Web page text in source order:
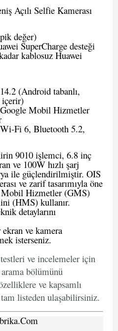
Açılı Selfie Kamerası
değer)
SuperCharge desteği
kablosuz Huawei
(Android tabanlı,
Mobil Hizmetler
Wi-Fi 6, Bluetooth 5.2,
9010 işlemci, 6.8 inç
ve 100W hızlı şarj
ile güçlendirilmiştir. OIS
ve zarif tasarımıyla öne
Mobil Hizmetler (GMS)
(HMS) kullanır.
detaylarını
ekran ve kamera
isterseniz.
ve incelemeler için
arama bölümünü
ve kapsamlı
listeden ulaşabilirsiniz.